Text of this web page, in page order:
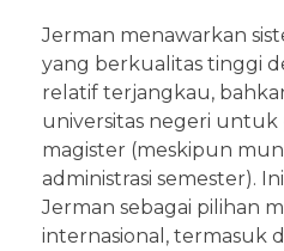
Jerman menawarkan
yang berkualitas tinggi
relatif terjangkau,
universitas negeri untuk
magister (meskipun
administrasi semester).
Jerman sebagai pilihan
internasional, termasuk